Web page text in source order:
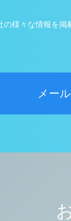
の様々な情報を掲
メー